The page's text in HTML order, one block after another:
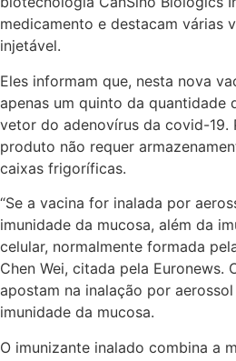
medicamento e destacam várias
injetável.
Eles informam que, nesta nova
apenas um quinto da quantidade
vetor do adenovírus da covid-19.
produto não requer
caixas frigoríficas.
“Se a vacina for inalada por
imunidade da mucosa, além da
celular, normalmente formada
Chen Wei, citada pela Euronews.
apostam na inalação por
imunidade da mucosa.
O imunizante inalado combina a